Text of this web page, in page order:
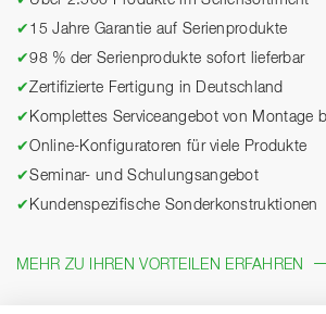
✔ 15 Jahre Garantie auf Serienprodukte
✔98 % der Serienprodukte sofort lieferbar
✔Zertifizierte Fertigung in Deutschland
✔ Komplettes Serviceangebot von Montage
✔Online-Konfiguratoren für viele Produkte
✔Seminar- und Schulungsangebot
✔ Kundenspezifische Sonderkonstruktionen
MEHR ZU IHREN VORTEILEN ERFAHREN